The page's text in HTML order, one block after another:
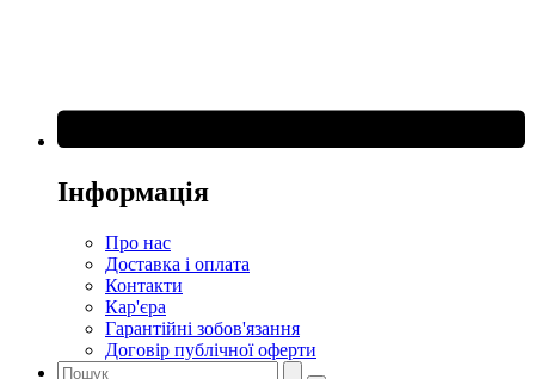
Інформація
Про нас
Доставка і оплата
Контакти
Кар'єра
Гарантійні зобов'язання
Договір публічної оферти